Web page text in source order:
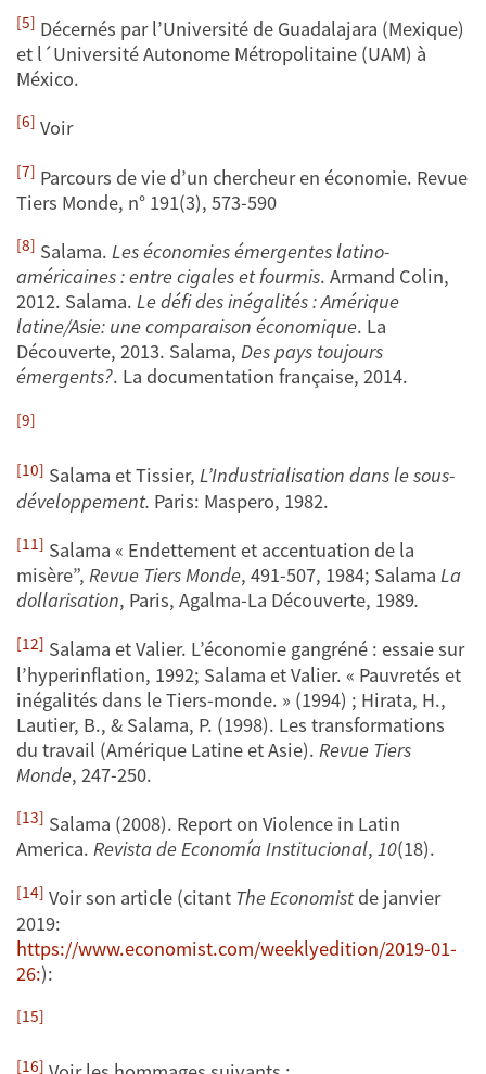
[5] Décernés par l’Université de Guadalajara (Mexique)
et l´Université Autonome Métropolitaine (UAM) à
México.
[6] Voir
[7] Parcours de vie d’un chercheur en économie. Revue
Tiers Monde, n° 191(3), 573-590
[8] Salama. Les économies émergentes latino-
américaines : entre cigales et fourmis. Armand Colin,
2012. Salama. Le défi des inégalités : Amérique
latine/Asie: une comparaison économique. La
Découverte, 2013. Salama, Des pays toujours
émergents?. La documentation française, 2014.
[9]
[10] Salama et Tissier, L’Industrialisation dans le sous-
développement. Paris: Maspero, 1982.
[11] Salama « Endettement et accentuation de la
misère”, Revue Tiers Monde, 491-507, 1984; Salama La
dollarisation, Paris, Agalma-La Découverte, 1989.
[12] Salama et Valier. L’économie gangréné : essaie sur
l’hyperinflation, 1992; Salama et Valier. « Pauvretés et
inégalités dans le Tiers-monde. » (1994) ; Hirata, H.,
Lautier, B., & Salama, P. (1998). Les transformations
du travail (Amérique Latine et Asie). Revue Tiers
Monde, 247-250.
[13] Salama (2008). Report on Violence in Latin
America. Revista de Economía Institucional, 10(18).
[14] Voir son article (citant The Economistde janvier
2019:
https://www.economist.com/weeklyedition/2019-01-
26:):
[15]
[16]